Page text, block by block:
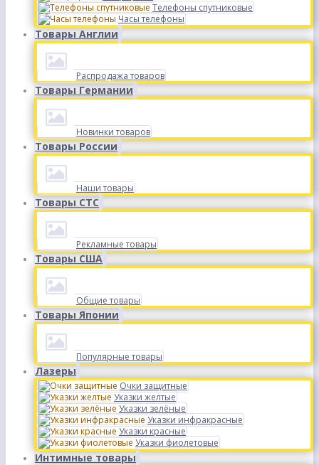
Телефоны спутниковые
Часы телефоны
Товары Англии
Распродажа товаров
Товары Германии
Новинки товаров
Товары России
Наши товары
Товары СТС
Рекламные товары
Товары США
Общие товары
Товары Японии
Популярные товары
Лазеры
Очки защитные
Указки желтые
Указки зелёные
Указки инфракрасные
Указки красные
Указки фиолетовые
Интимные товары